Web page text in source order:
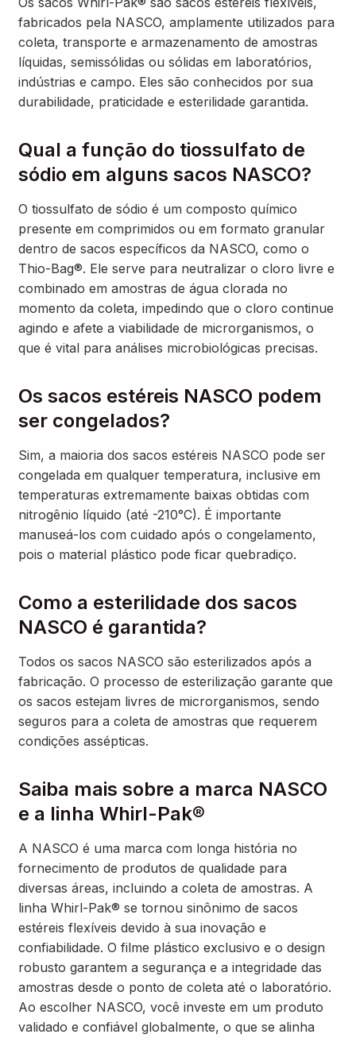
fabricados pela NASCO, amplamente utilizados para
coleta, transporte e armazenamento de amostras
líquidas, semissólidas ou sólidas em laboratórios,
indústrias e campo. Eles são conhecidos por sua
durabilidade, praticidade e esterilidade garantida.
Qual a função do tiossulfato de
sódio em alguns sacos NASCO?
O tiossulfato de sódio é um composto químico
presente em comprimidos ou em formato granular
dentro de sacos específicos da NASCO, como o
Thio-Bag®. Ele serve para neutralizar o cloro livre e
combinado em amostras de água clorada no
momento da coleta, impedindo que o cloro continue
agindo e afete a viabilidade de microrganismos, o
que é vital para análises microbiológicas precisas.
Os sacos estéreis NASCO podem
ser congelados?
Sim, a maioria dos sacos estéreis NASCO pode ser
congelada em qualquer temperatura, inclusive em
temperaturas extremamente baixas obtidas com
nitrogênio líquido (até -210°C). É importante
manuseá-los com cuidado após o congelamento,
pois o material plástico pode ficar quebradiço.
Como a esterilidade dos sacos
NASCO é garantida?
Todos os sacos NASCO são esterilizados após a
fabricação. O processo de esterilização garante que
os sacos estejam livres de microrganismos, sendo
seguros para a coleta de amostras que requerem
condições assépticas.
Saiba mais sobre a marca NASCO
e a linha Whirl-Pak®
A NASCO é uma marca com longa história no
fornecimento de produtos de qualidade para
diversas áreas, incluindo a coleta de amostras. A
linha Whirl-Pak® se tornou sinônimo de sacos
estéreis flexíveis devido à sua inovação e
confiabilidade. O filme plástico exclusivo e o design
robusto garantem a segurança e a integridade das
amostras desde o ponto de coleta até o laboratório.
Ao escolher NASCO, você investe em um produto
validado e confiável globalmente, o que se alinha